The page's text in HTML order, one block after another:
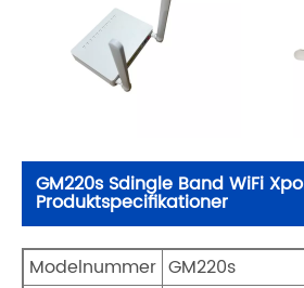
GM220s Sdingle Band WiFi
Produktspecifikationer
Modelnummer GM220s